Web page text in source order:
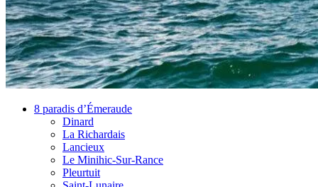
8 paradis d’Émeraude
Dinard
La Richardais
Lancieux
Le Minihic-Sur-Rance
Pleurtuit